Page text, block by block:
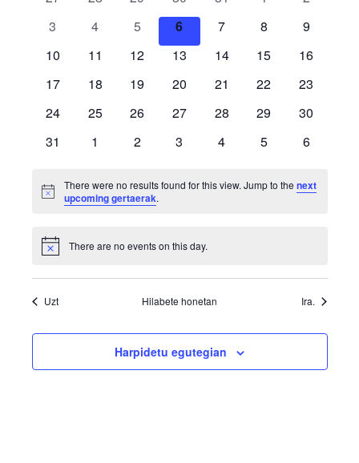
Gertaerak
gertaerakgertaerak
0
3
0
4
0
gertaerak
5
0
gertaerak
6
0
7
0
8
0
9
0
10
0
11
0
12
0
13
0
14
0
15
0
16
0
17
0
18
0
19
0
20
0
21
0
22
0
23
0
24
0
25
0
26
0
27
0
28
0
29
0
30
0
31
0
1
0
2
0
3
0
4
0
5
0
6
Notice
There were no results found for this view. Jump to the next
upcoming gertaerak.
Notice There are no events on this day.
Uzt Hilabete honetan Ira.
Harpidetu egutegian